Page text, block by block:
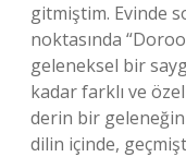
gitmiştim. Evinde
noktasında
geleneksel bir
kadar farklı ve
derin bir
dilin içinde,